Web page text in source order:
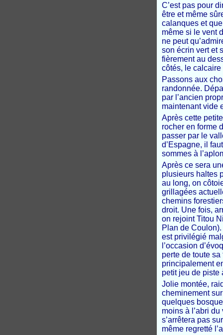
C’est pas pour
être et même
calanques et
même si le vent
ne peut
son écrin vert et
fièrement au
côtés, le calcaire
Passons aux
randonnée.
par l’ancien
maintenant vide
Après cette
rocher en forme
passer par le
d’Espagne, il
sommes à
Après ce sera
plusieurs haltes
au long, on
grillagées
chemins
droit. Une fois,
on rejoint Titou
Plan de
est privilégié
l’occasion
perte de toute
principalement
petit jeu de piste
Jolie montée,
cheminement
quelques
moins à l’abri
s’arrêtera pas
même regretté